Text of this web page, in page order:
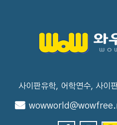
사이판유학, 어학연수, 사이